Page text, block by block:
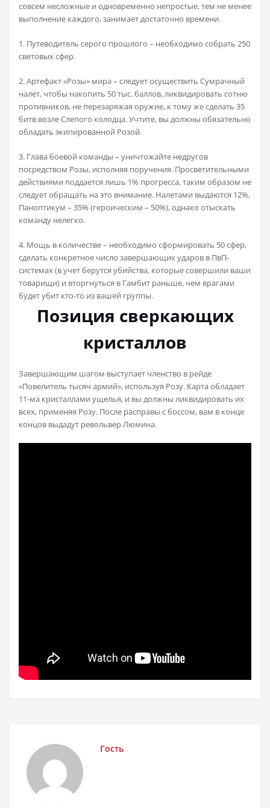
совсем несложные и одновременно непростые, тем не менее
выполнение каждого, занимает достаточно времени.
1. Путеводитель серого прошлого – необходимо собрать 250
световых сфер.
2. Артефакт «Розы» мира – следует осуществить Сумрачный
налет, чтобы накопить 50 тыс. баллов, ликвидировать сотню
противников, не перезаряжая оружие, к тому же сделать 35
битв возле Слепого колодца. Учтите, вы должны обязательно
обладать экипированной Розой.
3. Глава боевой команды – уничтожайте недругов
посредством Розы, исполняя поручения. Просветительными
действиями поддается лишь 1% прогресса, таким образом не
следует обращать на это внимание. Налетами выдаются 12%,
Паноптикум – 35% (героическим – 50%), однако отыскать
команду нелегко.
4. Мощь в количестве – необходимо сформировать 50 сфер,
сделать конкретное число завершающих ударов в ПвП-
системах (в учет берутся убийства, которые совершили ваши
товарищи) и вторгнуться в Гамбит раньше, чем врагами
будет убит кто-то из вашей группы.
Позиция сверкающих
кристаллов
Завершающим шагом выступает членство в рейде
«Повелитель тысяч армий», используя Розу. Карта обладает
11-ма кристаллами ущелья, и вы должны ликвидировать их
всех, применяя Розу. После расправы с боссом, вам в конце
концов выдадут револьвер Люмина.
Гость